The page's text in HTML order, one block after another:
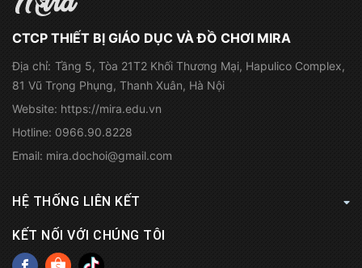
CTCP THIẾT BỊ GIÁO DỤC VÀ ĐỒ CHƠI MIRA
Địa chỉ: Tầng 5, Tòa 21T2 Khối Thương Mại, Hapulico Complex,
81 Vũ Trọng Phụng, Thanh Xuân, Hà Nội
Website: https://mira.edu.vn
Hotline: 0966.90.8228
Email: mira.dochoi@gmail.com
HỆ THỐNG LIÊN KẾT
KẾT NỐI VỚI CHÚNG TÔI